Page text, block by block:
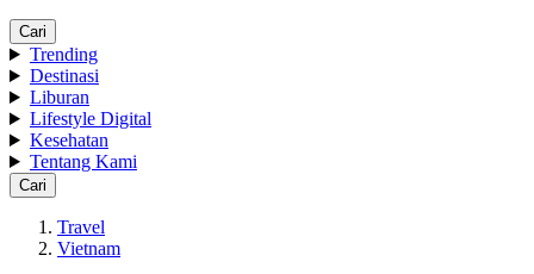
Cari
Trending
Destinasi
Liburan
Lifestyle Digital
Kesehatan
Tentang Kami
Cari
Travel
Vietnam